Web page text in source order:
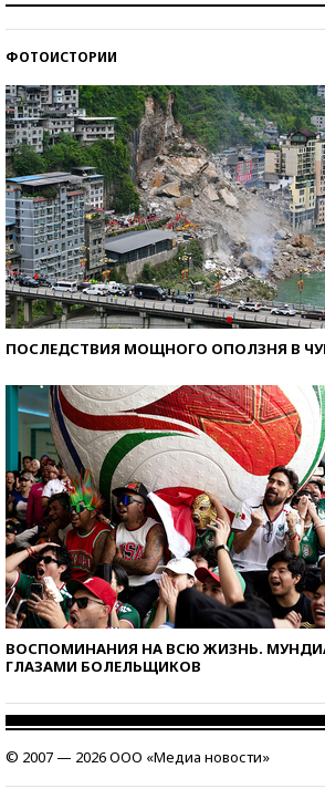
ФОТОИСТОРИИ
ПОСЛЕДСТВИЯ МОЩНОГО ОПОЛЗНЯ В
ВОСПОМИНАНИЯ НА ВСЮ ЖИЗНЬ.
ГЛАЗАМИ БОЛЕЛЬЩИКОВ
© 2007 — 2026 ООО «Медиа новости»